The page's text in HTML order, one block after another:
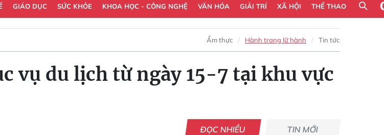
GIÁO DỤC SỨC KHỎE KHOA HỌC - CÔNG NGHỆ VĂN HÓA GIẢI TRÍ XÃ HỘI THỂ THAO
Ẩm thực Hành trang lữ hành Tin tức
vụ du lịch từ ngày 15-7 tại khu vực
ĐỌC NHIỀU TIN MỚI